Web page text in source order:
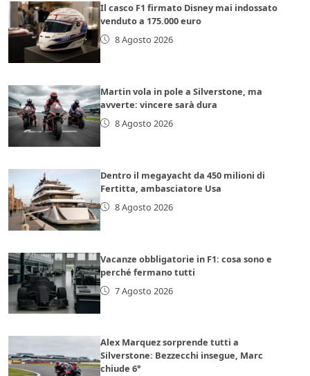
Il casco F1 firmato Disney mai indossato
venduto a 175.000 euro
8 Agosto 2026
Martin vola in pole a Silverstone, ma
avverte: vincere sarà dura
8 Agosto 2026
Dentro il megayacht da 450 milioni di
Fertitta, ambasciatore Usa
8 Agosto 2026
Vacanze obbligatorie in F1: cosa sono e
perché fermano tutti
7 Agosto 2026
Alex Marquez sorprende tutti a
Silverstone: Bezzecchi insegue, Marc
chiude 6°